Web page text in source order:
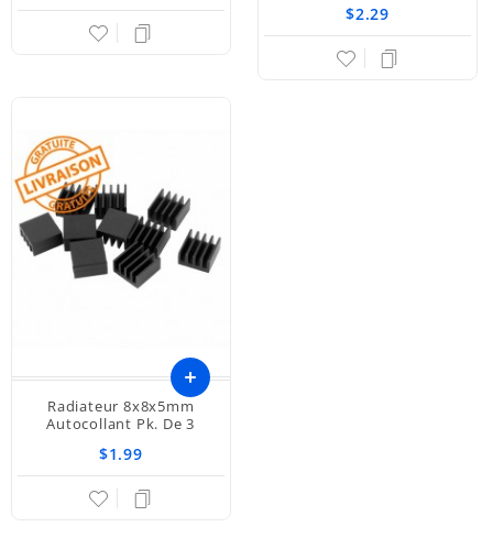
$2.29
Radiateur 8x8x5mm
Autocollant Pk. De 3
$1.99
Ajouter